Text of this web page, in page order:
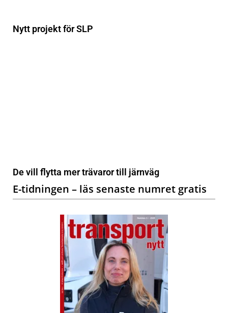
Nytt projekt för SLP
De vill flytta mer trävaror till järnväg
E-tidningen – läs senaste numret gratis